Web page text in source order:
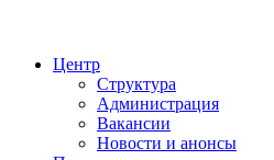
Центр
Структура
Администрация
Вакансии
Новости и анонсы